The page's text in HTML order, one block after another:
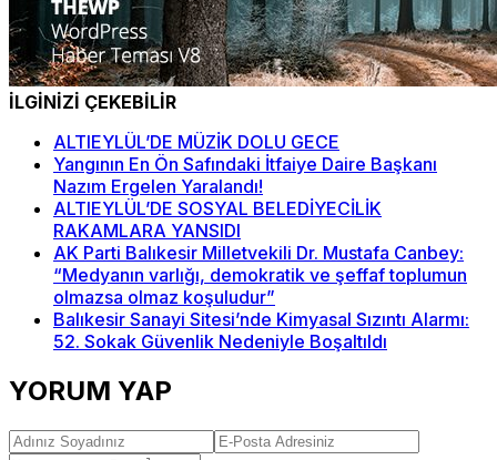
İLGİNİZİ ÇEKEBİLİR
ALTIEYLÜL’DE MÜZİK DOLU GECE
Yangının En Ön Safındaki İtfaiye Daire Başkanı
Nazım Ergelen Yaralandı!
ALTIEYLÜL’DE SOSYAL BELEDİYECİLİK
RAKAMLARA YANSIDI
AK Parti Balıkesir Milletvekili Dr. Mustafa Canbey:
“Medyanın varlığı, demokratik ve şeffaf toplumun
olmazsa olmaz koşuludur”
Balıkesir Sanayi Sitesi’nde Kimyasal Sızıntı Alarmı:
52. Sokak Güvenlik Nedeniyle Boşaltıldı
YORUM YAP